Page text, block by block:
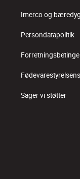
Imerco og
Persondatapolitik
Sager vi støtter